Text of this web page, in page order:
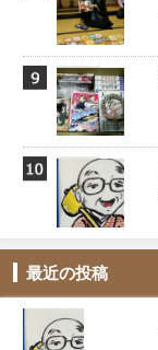
最近の投稿